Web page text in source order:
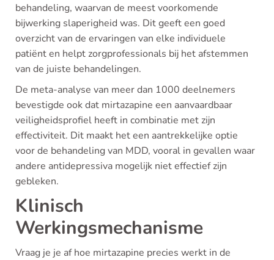
behandeling, waarvan de meest voorkomende
bijwerking slaperigheid was. Dit geeft een goed
overzicht van de ervaringen van elke individuele
patiënt en helpt zorgprofessionals bij het afstemmen
van de juiste behandelingen.
De meta-analyse van meer dan 1000 deelnemers
bevestigde ook dat mirtazapine een aanvaardbaar
veiligheidsprofiel heeft in combinatie met zijn
effectiviteit. Dit maakt het een aantrekkelijke optie
voor de behandeling van MDD, vooral in gevallen waar
andere antidepressiva mogelijk niet effectief zijn
gebleken.
Klinisch
Werkingsmechanisme
Vraag je je af hoe mirtazapine precies werkt in de